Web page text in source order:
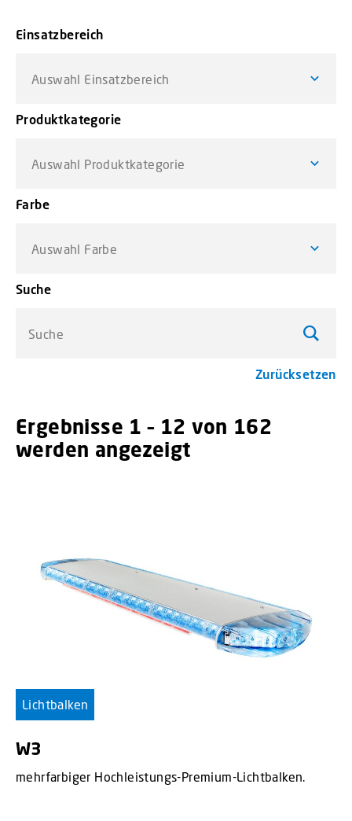
Einsatzbereich
Auswahl Einsatzbereich
Produktkategorie
Auswahl Produktkategorie
Farbe
Auswahl Farbe
Suche
Zurücksetzen
Ergebnisse 1 – 12 von 162
werden angezeigt
Lichtbalken
W3
mehrfarbiger Hochleistungs-Premium-Lichtbalken.